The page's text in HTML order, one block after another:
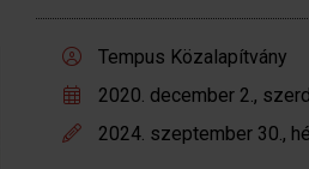
Tempus Közalapítvány
2020. december 2.,
2024. szeptember 30.,